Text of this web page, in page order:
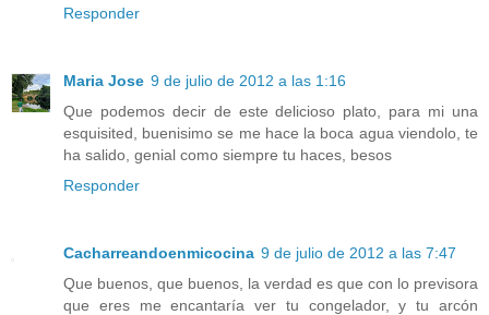
Responder
Maria Jose 9 de julio de 2012 a las 1:16
Que podemos decir de este delicioso plato, para mi una
esquisited, buenisimo se me hace la boca agua viendolo, te
ha salido, genial como siempre tu haces, besos
Responder
Cacharreandoenmicocina 9 de julio de 2012 a las 7:47
Que buenos, que buenos, la verdad es que con lo previsora
que eres me encantaría ver tu congelador, y tu arcón